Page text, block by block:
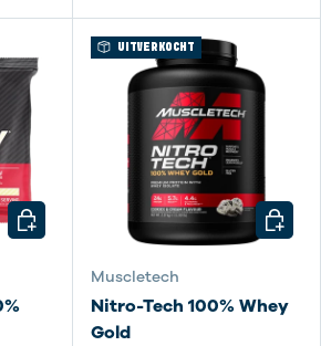
KIES MOGELIJKHEDEN
UITVERKOCHT
Muscletech
Nitro-Tech 100% Whey
Gold
KIES